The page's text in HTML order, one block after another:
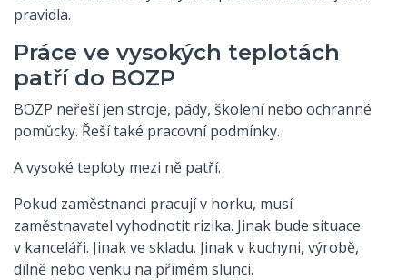
pravidla.
Práce ve vysokých teplotách
patří do BOZP
BOZP neřeší jen stroje, pády, školení nebo ochranné
pomůcky. Řeší také pracovní podmínky.
A vysoké teploty mezi ně patří.
Pokud zaměstnanci pracují v horku, musí
zaměstnavatel vyhodnotit rizika. Jinak bude situace
v kanceláři. Jinak ve skladu. Jinak v kuchyni, výrobě,
dílně nebo venku na přímém slunci.